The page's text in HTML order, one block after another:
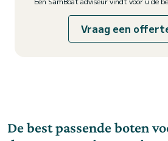
Vraag een
De best passende boten